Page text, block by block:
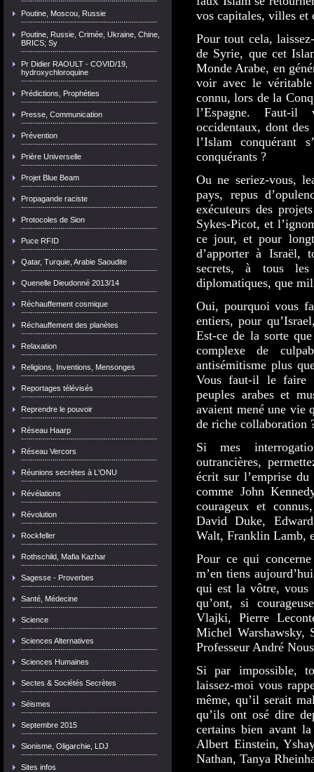
Poutine, Moscou, Russie
Poutine, Russie, Crimée, Ukraine, Chine,
BRICS; Sy
Pr Didier RAOULT - COVID/19,
hydroxychloroquine
Prédictions, Prophéties
Presse, Communication
Prévention
Prière Universelle
Projet Blue Beam
Propagande raciste
Protocoles de Sion
Puce RFID
Qatar, Turquie, Arabie Saoudite
Quenelle Dieudonné 2013/14
Réchauffement cosmique
Réchauffement des planètes
Relaxation
Religions, Inventions, Mensonges
Reportages télévisés
Reprendre le pouvoir
Réseau Haarp
Réseau Vercors
Réunions secrètes à L'ONU
Révélations
Révolution
Rockfeller
Rothschild, Mafia Kazhar
Sagesse - Proverbes
Santé, Médecine
Science
Sciences Alternatives
Sciences Humaines
Sectes & Sociétés Secrètes
Séismes
Septembre 2015
Sionisme, Oligarchie, LDJ
Sites infos
vos capitales, villes et
Pour tout cela,
de Syrie, que cet
Monde Arabe, en
voir avec le
connu, lors de la
l’Espagne. Faut-
occidentaux, dont
l’Islam conquérant
conquérants ?
Ou ne seriez-vous,
pays, repus
exécuteurs des
Sykes-Picot, et
ce jour, et pour
d’apporter à Israël,
secrets, à tous
diplomatiques, que
Oui, pourquoi vous
entiers, pour
Est-ce de la sorte
complexe de
antisémitisme plus
Vous faut-il le faire
peuples arabes et
avaient mené une vie
de riche collaboration
Si mes
outrancières,
écrit sur l’emprise
comme John
courageux et
David Duke,
Walt, Franklin Lamb,
Pour ce qui
m’en tiens
qui est la vôtre, vous
qu’ont, si
Vlajki, Pierre
Michel Warshawsky,
Professeur André
Si par impossible,
laissez-moi vous
même, qu’il serait
qu’ils ont osé dire
certains bien avant
Albert Einstein,
Nathan, Tanya